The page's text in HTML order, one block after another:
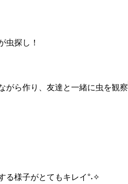
虫探し！
がら作り、友達と一緒に虫を観察
る様子がとてもキレイ°˖✧